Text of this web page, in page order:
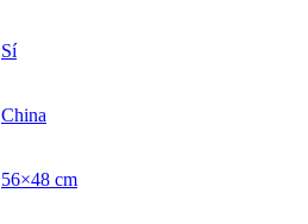
Sí
China
56×48 cm